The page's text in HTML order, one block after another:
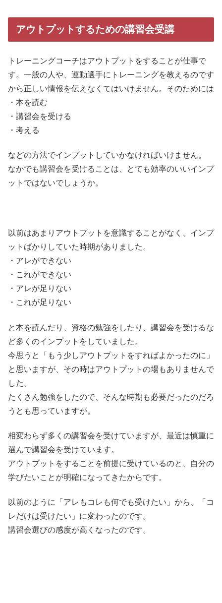
アウトプットするための講習会受講
トレーニングコーチはアウトプットをすることが仕事で
す。一般の人や、運動選手にトレーニングを教えるのです
から正しい情報を伝えなくてはいけません。そのためには
・本を読む
・講習会を受ける
・考える
などの方法でインプットしていかなければいけません。
なかでも講習会を受けることは、とても効率のいいインプ
ットではないでしょうか。
以前はあまりアウトプットを意識することがなく、インプ
ットばかりしていた時期がありました。
・アレができない
・これができない
・アレが足りない
・これが足りない
と本を読んだり、資格の勉強をしたり、講習会を受けるな
ど多くのインプットをしていました。
今思うと「もう少しアウトプットをすればよかったのに」
と思いますが、その時はアウトプットの場もありませんで
した。
たくさん勉強をしたので、そんな時期も必要だったのだろ
うとも思っていますが。
相変わらず多くの講習会を受けていますが、最近は慎重に
選んで講習会を受けています。
アウトプットをすることを前提に受けているのと、自分の
学びたいことが明確になってきたからです。
以前のように「アレもコレも何でも受けたい」から、「コ
レだけは受けたい」に変わったのです。
講習会選びの感度が高くなったのです。